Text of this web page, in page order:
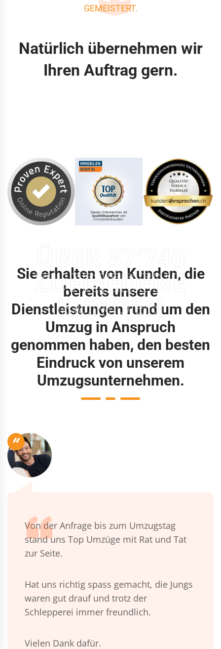
GEMEISTERT.
Natürlich übernehmen wir
Ihren Auftrag gern.
ZUFRIEDENE
KUNDEN
Sie erhalten von Kunden, die
bereits unsere
Dienstleistungen rund um den
Umzug in Anspruch
genommen haben, den besten
Eindruck von unserem
Umzugsunternehmen.
“
Von der Anfrage bis zum Umzugstag
stand uns Top Umzüge mit Rat und Tat
zur Seite.
Hat uns richtig spass gemacht, die Jungs
waren gut drauf und trotz der
Schlepperei immer freundlich.
Vielen Dank dafür.